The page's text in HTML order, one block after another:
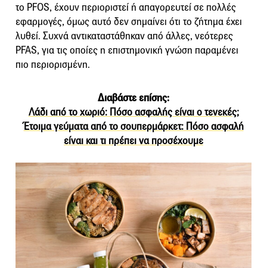
το PFOS, έχουν περιοριστεί ή απαγορευτεί σε πολλές
εφαρμογές, όμως αυτό δεν σημαίνει ότι το ζήτημα έχει
λυθεί. Συχνά αντικαταστάθηκαν από άλλες, νεότερες
PFAS, για τις οποίες η επιστημονική γνώση παραμένει
πιο περιορισμένη.
Διαβάστε επίσης:
Λάδι από το χωριό: Πόσο ασφαλής είναι ο τενεκές;
Έτοιμα γεύματα από το σουπερμάρκετ: Πόσο ασφαλή
είναι και τι πρέπει να προσέχουμε